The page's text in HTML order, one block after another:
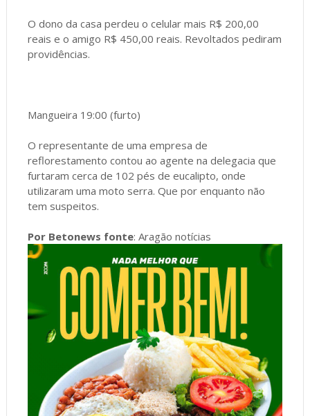
O dono da casa perdeu o celular mais R$ 200,00
reais e o amigo R$ 450,00 reais. Revoltados pediram
providências.
Mangueira 19:00 (furto)
O representante de uma empresa de
reflorestamento contou ao agente na delegacia que
furtaram cerca de 102 pés de eucalipto, onde
utilizaram uma moto serra. Que por enquanto não
tem suspeitos.
Por Betonews fonte: Aragão notícias